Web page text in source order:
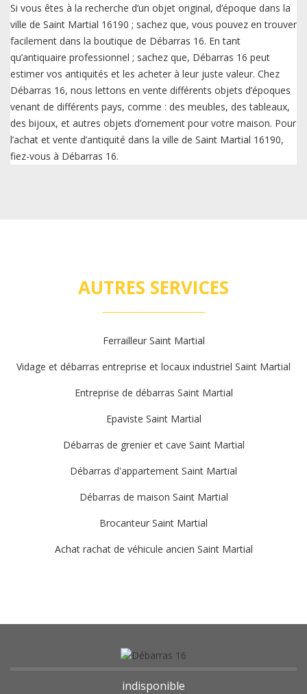
Si vous êtes à la recherche d’un objet original, d’époque dans la
ville de Saint Martial 16190 ; sachez que, vous pouvez en trouver
facilement dans la boutique de Débarras 16. En tant
qu’antiquaire professionnel ; sachez que, Débarras 16 peut
estimer vos antiquités et les acheter à leur juste valeur. Chez
Débarras 16, nous lettons en vente différents objets d’époques
venant de différents pays, comme : des meubles, des tableaux,
des bijoux, et autres objets d’ornement pour votre maison. Pour
l’achat et vente d’antiquité dans la ville de Saint Martial 16190,
fiez-vous à Débarras 16.
AUTRES SERVICES
Ferrailleur Saint Martial
Vidage et débarras entreprise et locaux industriel Saint Martial
Entreprise de débarras Saint Martial
Epaviste Saint Martial
Débarras de grenier et cave Saint Martial
Débarras d'appartement Saint Martial
Débarras de maison Saint Martial
Brocanteur Saint Martial
Achat rachat de véhicule ancien Saint Martial
indisponible